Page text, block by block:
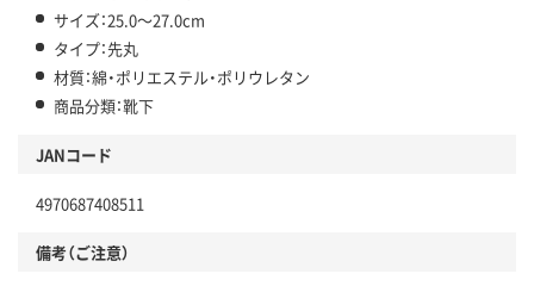
サイズ：25.0～27.0cm
タイプ：先丸
材質：綿・ポリエステル・ポリウレタン
商品分類：靴下
JANコード
4970687408511
備考（ご注意）